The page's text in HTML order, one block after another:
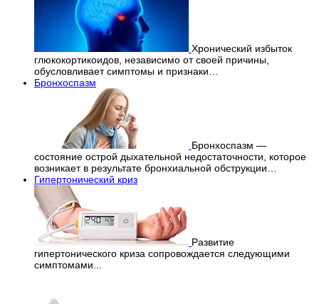
Хронический избыток
глюкокортикоидов, независимо от своей причины,
обусловливает симптомы и признаки…
Бронхоспазм
Бронхоспазм —
состояние острой дыхательной недостаточности, которое
возникает в результате бронхиальной обструкции…
Гипертонический криз
Развитие
гипертонического криза сопровождается следующими
симптомами...